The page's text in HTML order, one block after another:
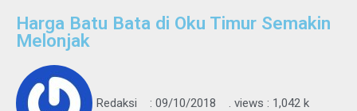
Harga Batu Bata di Oku Timur Semakin
Melonjak
Redaksi : 09/10/2018 . views : 1,042 k